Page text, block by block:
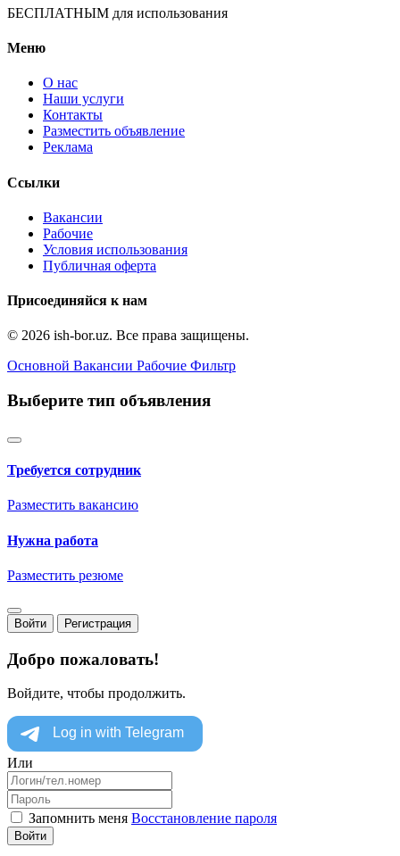
БЕСПЛАТНЫМ для использования
Меню
О нас
Наши услуги
Контакты
Разместить объявление
Реклама
Ссылки
Вакансии
Рабочие
Условия использования
Публичная оферта
Присоединяйся к нам
© 2026 ish-bor.uz. Все права защищены.
Основной Вакансии Рабочие Фильтр
Выберите тип объявления
Требуется сотрудник
Разместить вакансию
Нужна работа
Разместить резюме
Войти Регистрация
Добро пожаловать!
Войдите, чтобы продолжить.
Или
Запомнить меня Восстановление пароля
Войти